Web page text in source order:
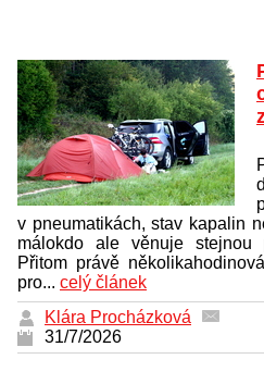
v pneumatikách, stav kapalin
málokdo ale věnuje stejnou
Přitom právě
pro... celý článek
Klára Procházková
31/7/2026